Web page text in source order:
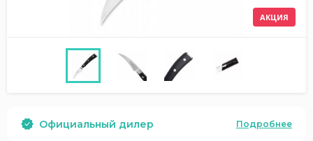
АКЦИЯ
Официальный дилер Подробнее